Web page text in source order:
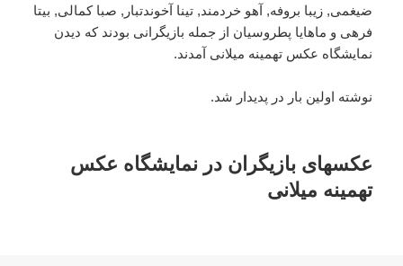
ضیغمی, زیبا بروفه, آهو خردمند, تینا آخوندتبار, صبا کمالی, بیتا
فرهی و ماهایا پطروسیان از جمله بازیگرانی بودند که دیدن
نمایشگاه عکس تهمینه میلانی آمدند.
نوشته اولین بار در پدیدار شد.
عکسهای بازیگران در نمایشگاه عکس
تهمینه میلانی